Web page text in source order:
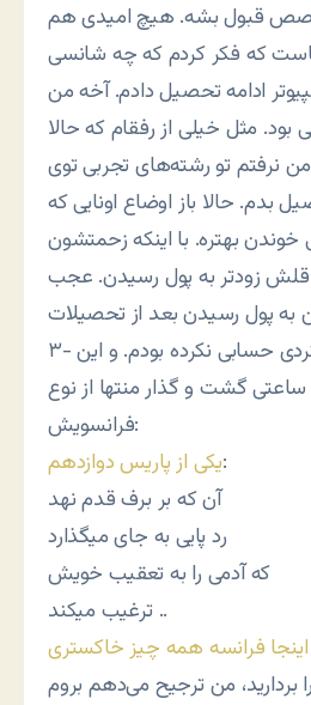
قبول بشه. هیچ امیدی هم
که فکر کردم که چه شانسی
ادامه تحصیل دادم. آخه من
مثل خیلی از رفقام که حالا
نرفتم تو رشته‌های تجربی توی
بدم. حالا باز اوضاع اونایی که
خوندن بهتره. با اینکه زحمتشون
زودتر به پول رسیدن. عجب
۳- مدتهاست که یه وبگردی حسابی نکرده بودم. و این
گشت و گذار منتها از نوع
فرانسویش:
یکی از پاریس دوازدهم:
آن که بر برف قدم نهد
رد پایی به جای میگذارد
که آدمی را به تعقیب خویش
ترغیب میکند ..
اینجا فرانسه همه چیز خاکستری